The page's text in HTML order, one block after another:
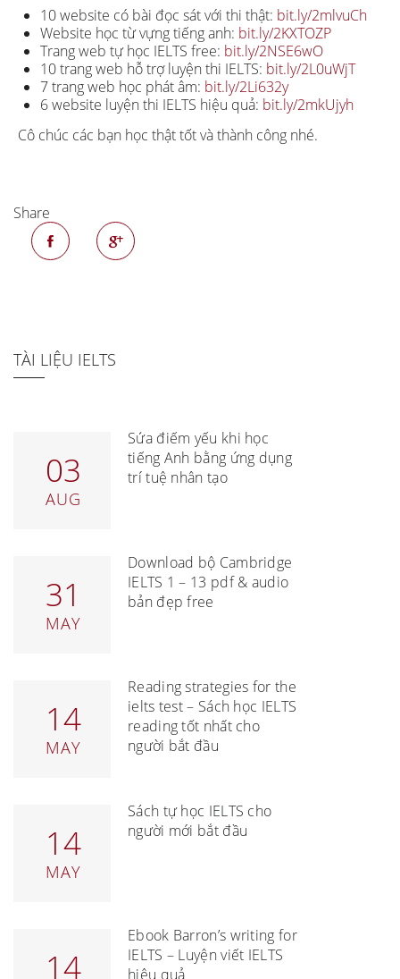
10 website có bài đọc sát với thi thật: bit.ly/2mlvuCh
Website học từ vựng tiếng anh: bit.ly/2KXTOZP
Trang web tự học IELTS free: bit.ly/2NSE6wO
10 trang web hỗ trợ luyện thi IELTS: bit.ly/2L0uWjT
7 trang web học phát âm: bit.ly/2Li632y
6 website luyện thi IELTS hiệu quả: bit.ly/2mkUjyh
Cô chúc các bạn học thật tốt và thành công nhé.
Share
TÀI LIỆU IELTS
03
AUG
Sửa điểm yếu khi học
tiếng Anh bằng ứng dụng
trí tuệ nhân tạo
31
MAY
Download bộ Cambridge
IELTS 1 – 13 pdf & audio
bản đẹp free
14
MAY
Reading strategies for the
ielts test – Sách học IELTS
reading tốt nhất cho
người bắt đầu
14
MAY
Sách tự học IELTS cho
người mới bắt đầu
14
Ebook Barron’s writing for
IELTS – Luyện viết IELTS
hiệu quả